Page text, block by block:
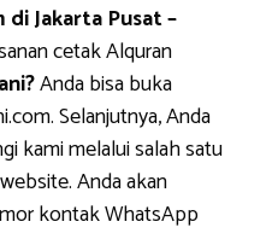
Jakarta Pusat –
cetak Alquran
Anda bisa buka
Selanjutnya, Anda
kami melalui salah satu
Anda akan
kontak WhatsApp